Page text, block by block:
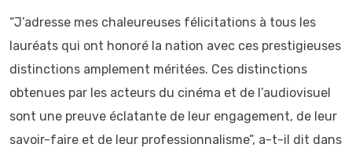
“J’adresse mes chaleureuses félicitations à tous les
lauréats qui ont honoré la nation avec ces prestigieuses
distinctions amplement méritées. Ces distinctions
obtenues par les acteurs du cinéma et de l’audiovisuel
sont une preuve éclatante de leur engagement, de leur
savoir-faire et de leur professionnalisme”, a-t-il dit dans